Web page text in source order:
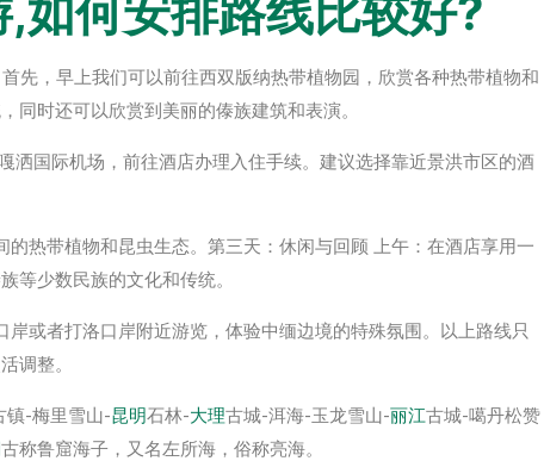
如何安排路线比较好?
先，早上我们可以前往西双版纳热带植物园，欣赏各种热带植物和
同时还可以欣赏到美丽的傣族建筑和表演。
洒国际机场，前往酒店办理入住手续。建议选择靠近景洪市区的酒
热带植物和昆虫生态。第三天：休闲与回顾 上午：在酒店享用一
等少数民族的文化和传统。
或者打洛口岸附近游览，体验中缅边境的特殊氛围。以上路线只
调整。
镇-梅里雪山-昆明石林-大理古城-洱海-玉龙雪山-丽江古城-噶丹松赞
古称鲁窟海子，又名左所海，俗称亮海。